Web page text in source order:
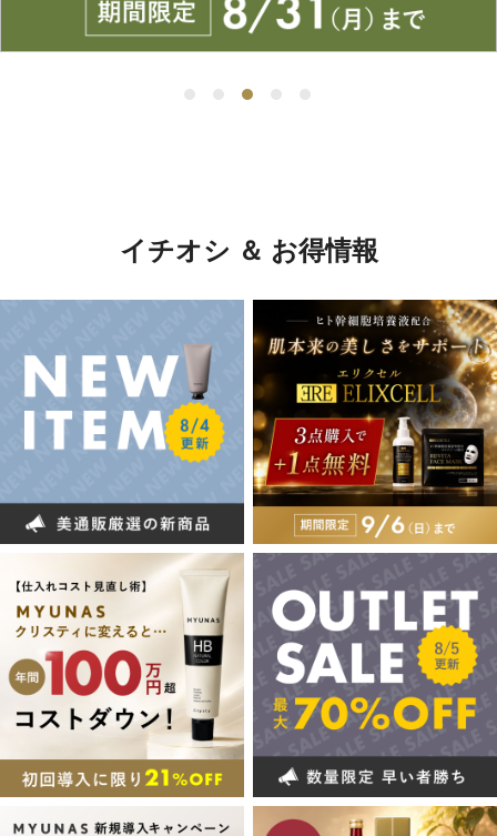
イチオシ ＆ お得情報